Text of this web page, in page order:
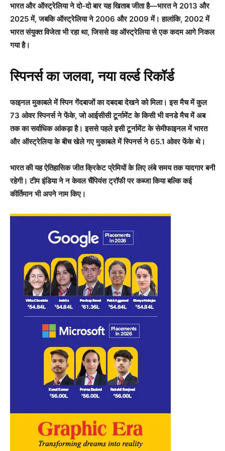
भारत और ऑस्ट्रेलिया ने दो-दो बार यह खिताब जीता है—भारत ने 2013 और
2025 में, जबकि ऑस्ट्रेलिया ने 2006 और 2009 में। हालांकि, 2002 में
भारत संयुक्त विजेता भी रहा था, जिससे वह ऑस्ट्रेलिया से एक कदम आगे निकल
गया है।
स्पिनर्स का जलवा, नया वर्ल्ड रिकॉर्ड
फाइनल मुकाबले में स्पिन गेंदबाजों का दबदबा देखने को मिला। इस मैच में कुल
73 ओवर स्पिनर्स ने फेंके, जो आईसीसी टूर्नामेंट के किसी भी वनडे मैच में अब
तक का सर्वाधिक आंकड़ा है। इससे पहले इसी टूर्नामेंट के सेमीफाइनल में भारत
और ऑस्ट्रेलिया के बीच खेले गए मुकाबले में स्पिनर्स ने 65.1 ओवर फेंके थे।
भारत की यह ऐतिहासिक जीत क्रिकेट प्रेमियों के लिए लंबे समय तक यादगार बनी
रहेगी। टीम इंडिया ने न केवल चैंपियंस ट्रॉफी पर कब्जा किया बल्कि कई
कीर्तिमान भी अपने नाम किए।